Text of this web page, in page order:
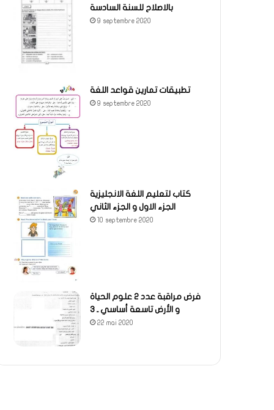
بالاصلاح للسنة السادسة
9 septembre 2020
تطبيقات تمارين قواعد اللغة
9 septembre 2020
كتاب لتعليم اللغة الانجليزية
الجزء الاول و الجزء الثاني
10 septembre 2020
فرض مراقبة عدد 2 علوم الحياة
و الأرض تاسعة أساسي ـ 3
22 mai 2020